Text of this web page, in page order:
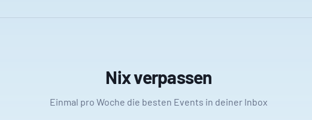
Nix verpassen
Einmal pro Woche die besten Events in deiner Inbox